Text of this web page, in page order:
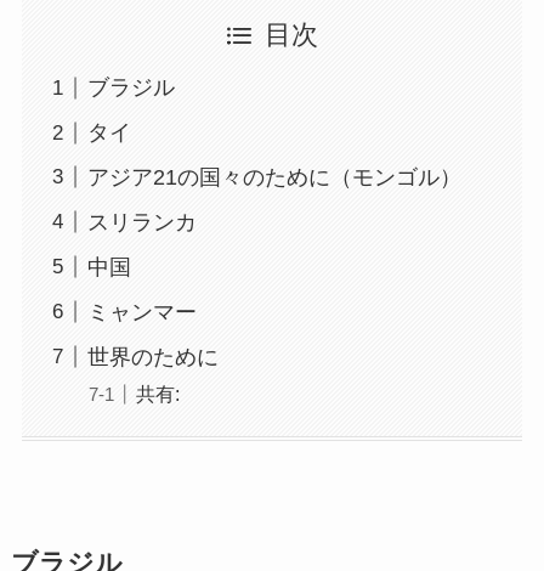
目次
ブラジル
タイ
アジア21の国々のために（モンゴル）
スリランカ
中国
ミャンマー
世界のために
共有:
ブラジル